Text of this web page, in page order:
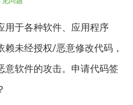
用于各种软件、应用程序
赖未经授权/恶意修改代码，
意软件的攻击。申请代码签